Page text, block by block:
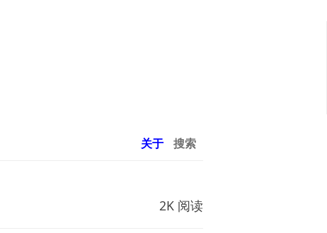
关于 搜索
2K 阅读